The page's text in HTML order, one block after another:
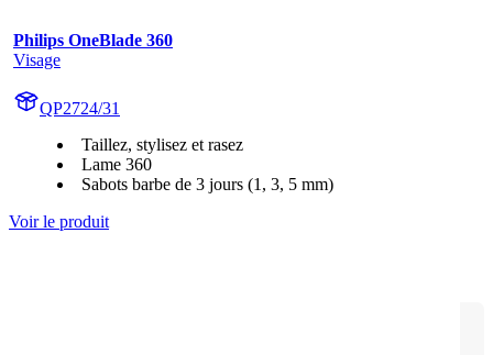
Philips OneBlade 360
Visage
QP2724/31
Taillez, stylisez et rasez
Lame 360
Sabots barbe de 3 jours (1, 3, 5 mm)
Voir le produit